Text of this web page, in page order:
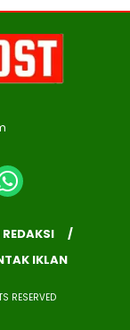
IKLAN
RESERVED